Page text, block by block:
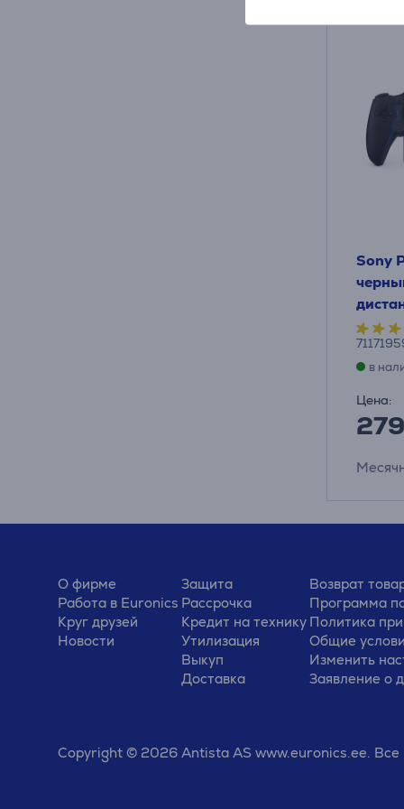
Sony
в
Цена:
279
О фирме
Работа в Euronics
Круг друзей
Новости
Защита
Рассрочка
Кредит на технику
Утилизация
Выкуп
Доставка
Возврат
Программа
Политика
Общие
Изменить
Заявление о
Copyright © 2026 Antista AS www.euronics.ee.